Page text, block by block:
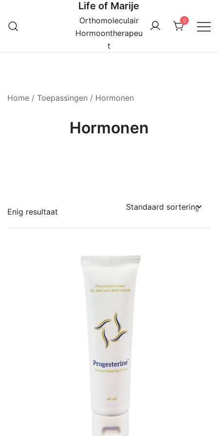
Life of Marije
Orthomoleculair
Hormoontherapeu
t
0
Home / Toepassingen / Hormonen
Hormonen
Enig resultaat